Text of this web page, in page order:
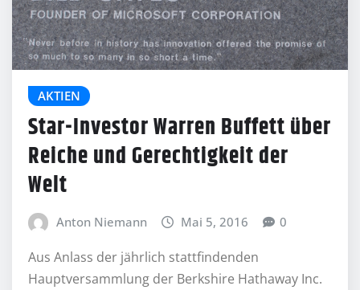
AKTIEN
Star-Investor Warren Buffett über
Reiche und Gerechtigkeit der
Welt
Anton Niemann Mai 5, 2016 0
Aus Anlass der jährlich stattfindenden
Hauptversammlung der Berkshire Hathaway Inc.